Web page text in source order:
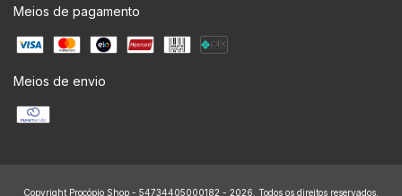
Meios de pagamento
Meios de envio
Copyright Procópio Shop - 54734405000182 - 2026. Todos os direitos reservados.